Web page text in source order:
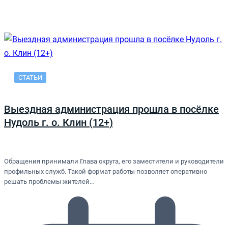
СТАТЬИ
Выездная администрация прошла в посёлке
Нудоль г. о. Клин (12+)
Обращения принимали Глава округа, его заместители и руководители
профильных служб. Такой формат работы позволяет оперативно
решать проблемы жителей…